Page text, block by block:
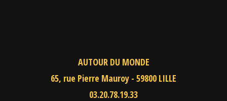
AUTOUR DU MONDE
65, rue Pierre Mauroy - 59800 LILLE
03.20.78.19.33